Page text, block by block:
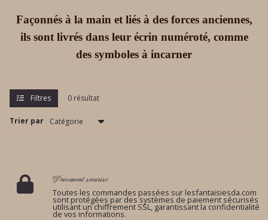
Façonnés à la main et liés à des forces anciennes,
ils sont livrés dans leur écrin numéroté, comme
des symboles à incarner
Filtres 0 résultat
Trier par
Paiement sécurisé
Toutes les commandes passées sur lesfantaisiesda.com
sont protégées par des systèmes de paiement sécurisés
utilisant un chiffrement SSL, garantissant la confidentialité
de vos informations.